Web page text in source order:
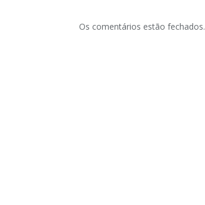
Os comentários estão fechados.